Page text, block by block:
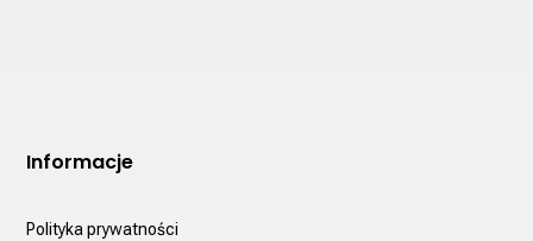
Informacje
Polityka prywatności